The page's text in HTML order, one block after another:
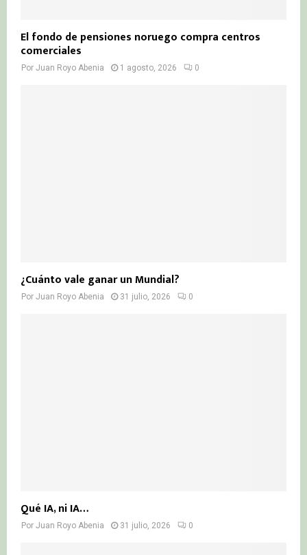
El fondo de pensiones noruego compra centros
comerciales
Por Juan Royo Abenia 1 agosto, 2026 0
¿Cuánto vale ganar un Mundial?
Por Juan Royo Abenia 31 julio, 2026 0
Qué IA, ni IA…
Por Juan Royo Abenia 31 julio, 2026 0